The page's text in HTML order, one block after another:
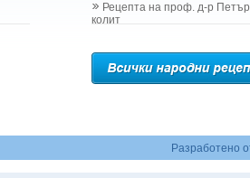
Рецепта на проф. д-р
колит
Разработено